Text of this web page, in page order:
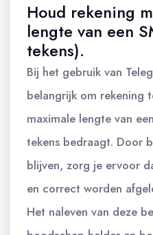
Houd rekening
lengte van een
tekens).
Bij het gebruik van
belangrijk om rekening
maximale lengte van
tekens bedraagt. Door
blijven, zorg je ervoor
en correct worden
Het naleven van deze